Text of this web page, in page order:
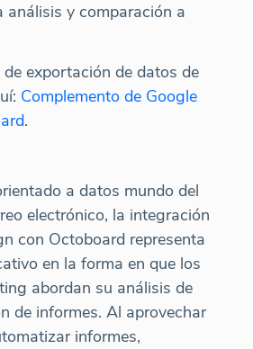
análisis y comparación a
exportación de datos de
Complemento de Google
.
a datos mundo del
electrónico, la integración
con Octoboard representa
en la forma en que los
abordan su análisis de
de informes. Al aprovechar
informes,